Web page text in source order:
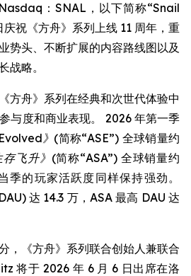
：SNAL，以下简称“Snail
祝《方舟》系列上线 11 周年，重
势头、不断扩展的内容路线图以及
战略。
方舟》系列在经典和次世代体验中
与度和商业表现。 2026 年第一季
》 (简称“ASE”) 全球销量约
存飞升》 (简称“ASA”) 全球销量约
季的玩家活跃度同样保持强劲。
达 14.3 万，ASA 最高 DAU 达
，《方舟》系列联合创始人兼联合
将于 2026 年 6 月 6 日出席在洛